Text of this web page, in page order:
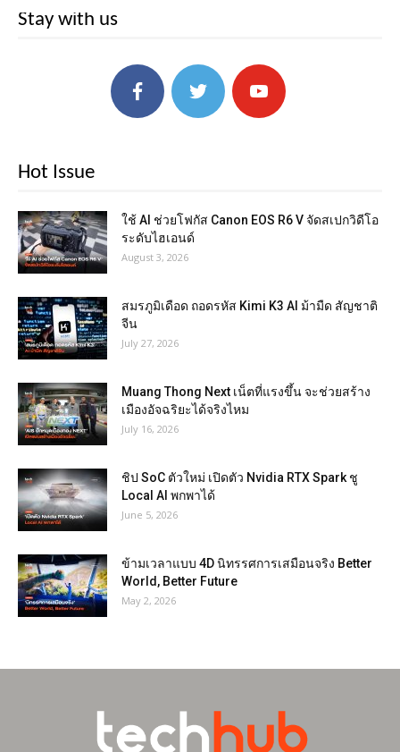
Stay with us
Hot Issue
ใช้ AI ช่วยโฟกัส Canon EOS R6 V จัดสเปกวิดีโอ
ระดับไฮเอนด์
August 3, 2026
สมรภูมิเดือด ถอดรหัส Kimi K3 AI ม้ามืด สัญชาติ
จีน
July 27, 2026
Muang Thong Next เน็ตที่แรงขึ้น จะช่วยสร้าง
เมืองอัจฉริยะได้จริงไหม
July 16, 2026
ชิป SoC ตัวใหม่ เปิดตัว Nvidia RTX Spark ชู
Local AI พกพาได้
June 5, 2026
ข้ามเวลาแบบ 4D นิทรรศการเสมือนจริง Better
World, Better Future
May 2, 2026